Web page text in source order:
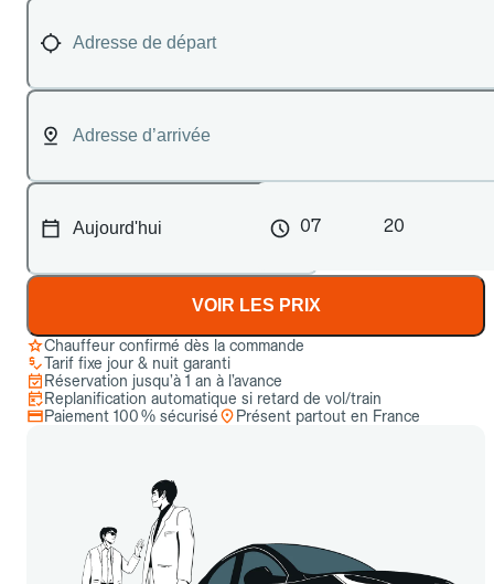
07 20
VOIR LES PRIX
Chauffeur confirmé dès la commande
Tarif fixe jour & nuit garanti
Réservation jusqu’à 1 an à l’avance
Replanification automatique si retard de vol/train
Paiement 100 % sécurisé
Présent partout en France